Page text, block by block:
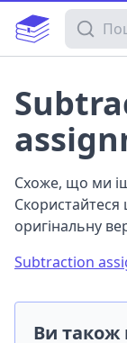
Пошук у
Схоже, що ми
оригінальну
Subtraction
Ви також